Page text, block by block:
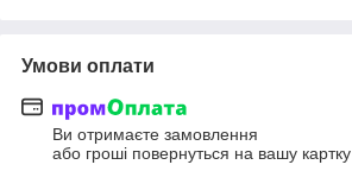
Умови оплати
Ви отримаєте замовлення
або гроші повернуться на вашу картку